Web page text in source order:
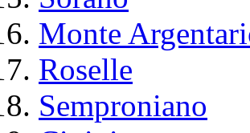
Monte
Roselle
Semproniano